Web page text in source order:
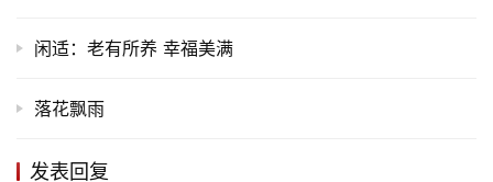
页
闲适：老有所养 幸福美满
落花飘雨
发表回复